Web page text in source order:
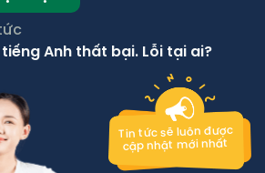
Anh thất bại. Lỗi tại ai?
Tin tức sẽ luôn được
cập nhật mới nhất